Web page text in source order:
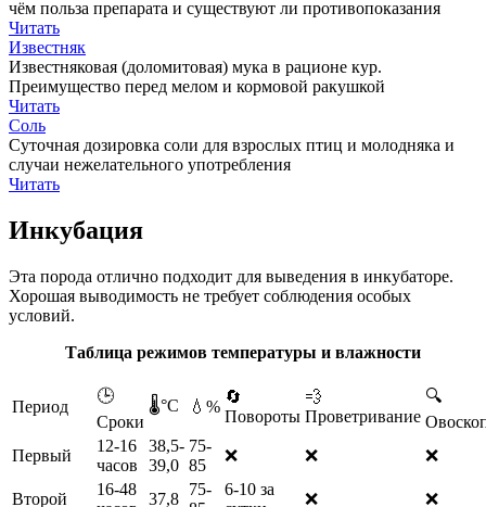
чём польза препарата и существуют ли противопоказания
Читать
Известняк
Известняковая (доломитовая) мука в рационе кур.
Преимущество перед мелом и кормовой ракушкой
Читать
Соль
Суточная дозировка соли для взрослых птиц и молодняка и
случаи нежелательного употребления
Читать
Инкубация
Эта порода отлично подходит для выведения в инкубаторе.
Хорошая выводимость не требует соблюдения особых
условий.
Таблица режимов температуры и влажности
Период
🕒
Сроки
🌡️°С 💧%
🔄
Повороты
💨
Проветривание
🔍
Первый
12-16
часов
38,5-
39,0
75-
85
❌ ❌ ❌
Второй
16-48
37,8
75-
6-10 за
❌ ❌